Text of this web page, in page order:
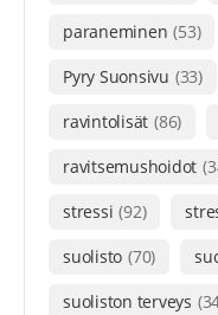
paraneminen (53)
Pyry Suonsivu (33)
ravintolisät (86)
ravitsemushoidot
stressi (92)
suolisto (70)
suoliston terveys